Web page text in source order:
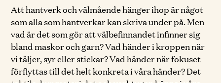
Att hantverk och välmående hänger ihop är något
som alla som hantverkar kan skriva under på. Men
vad är det som gör att välbefinnandet infinner sig
bland maskor och garn? Vad händer i kroppen när
vi täljer, syr eller stickar? Vad händer när fokuset
förflyttas till det helt konkreta i våra händer? Det